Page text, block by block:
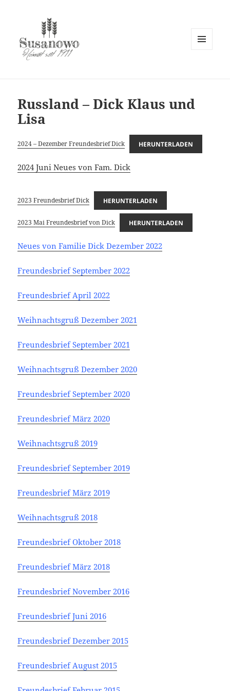
Russland – Dick Klaus und
Lisa
2024 – Dezember Freundesbrief Dick HERUNTERLADEN
2024 Juni Neues von Fam. Dick
2023 Freundesbrief Dick HERUNTERLADEN
2023 Mai Freundesbrief von Dick HERUNTERLADEN
Neues von Familie Dick Dezember 2022
Freundesbrief September 2022
Freundesbrief April 2022
Weihnachtsgruß Dezember 2021
Freundesbrief September 2021
Weihnachtsgruß Dezember 2020
Freundesbrief September 2020
Freundesbrief März 2020
Weihnachtsgruß 2019
Freundesbrief September 2019
Freundesbrief März 2019
Weihnachtsgruß 2018
Freundesbrief Oktober 2018
Freundesbrief März 2018
Freundesbrief November 2016
Freundesbrief Juni 2016
Freundesbrief Dezember 2015
Freundesbrief August 2015